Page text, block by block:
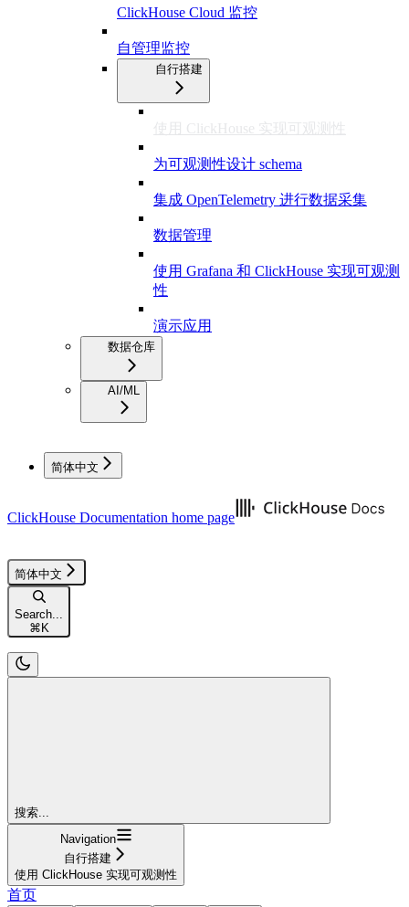
ClickHouse Cloud 监控
自管理监控
自行搭建
使用 ClickHouse 实现可观测性
为可观测性设计 schema
集成 OpenTelemetry 进行数据采集
数据管理
使用 Grafana 和 ClickHouse 实现可观测
性
演示应用
数据仓库
AI/ML
简体中文
ClickHouse Documentation home page
简体中文
Search...
⌘ K
搜索...
Navigation
自行搭建
使用 ClickHouse 实现可观测性
首页